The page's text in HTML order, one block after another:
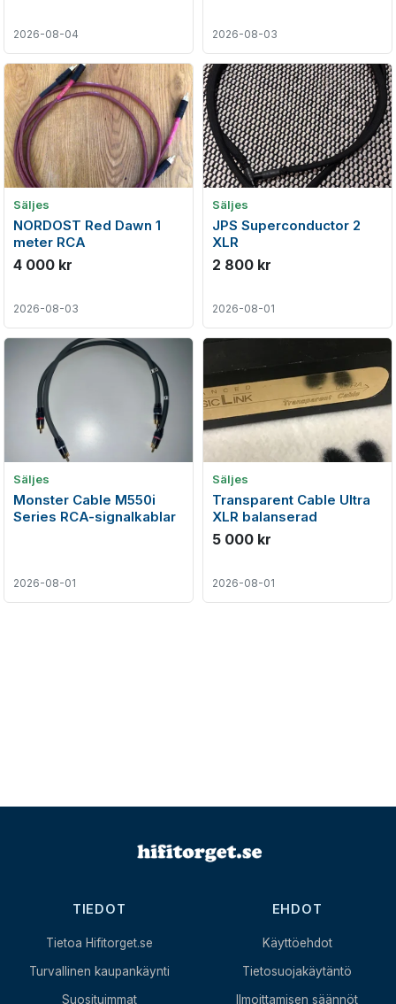
2026-08-04 2026-08-03
Säljes
NORDOST Red Dawn 1
meter RCA
4 000 kr
2026-08-03
Säljes
JPS Superconductor 2
XLR
2 800 kr
2026-08-01
Säljes
Monster Cable M550i
Series RCA-signalkablar
2026-08-01
Säljes
Transparent Cable Ultra
XLR balanserad
5 000 kr
2026-08-01
TIEDOT
Tietoa Hifitorget.se
Turvallinen kaupankäynti
Suosituimmat
EHDOT
Käyttöehdot
Tietosuojakäytäntö
Ilmoittamisen säännöt